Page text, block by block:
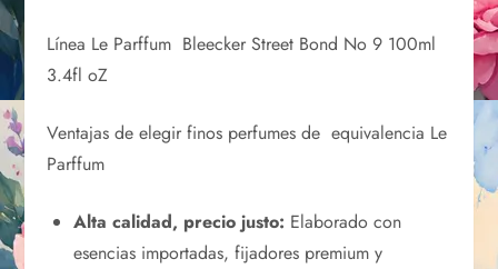
Línea Le Parffum Bleecker Street Bond No 9 100ml
3.4fl oZ
Ventajas de elegir finos perfumes de equivalencia Le
Parffum
Alta calidad, precio justo: Elaborado con
esencias importadas, fijadores premium y